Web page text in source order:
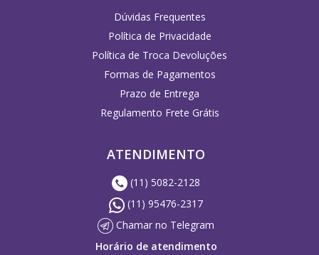
Dúvidas Frequentes
Política de Privacidade
Política de Troca Devoluções
Formas de Pagamentos
Prazo de Entrega
Regulamento Frete Grátis
ATENDIMENTO
(11) 5082-2128
(11) 95476-2317
Chamar no Telegram
Horário de atendimento